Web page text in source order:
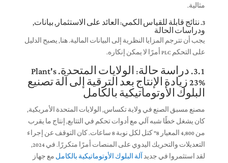
مثالية.
3. نتائج قابلة للقياس الكمي: العائد على الاستثمار, بيانات,
ودراسات الحالة
يجب أن تترجم المزايا النظرية إلى البيانات المالية. هنا, يصبح الدليل
على التحكم PLC أمرًا لا يمكن إنكاره.
3.1. دراسة حالة: الولايات المتحدة. Plant's
23% زيادة الإنتاج بعد الترقية إلى آلة تصنيع
البلوك الأوتوماتيكية بالكامل
مصنع مسبق الصنع في ولاية تكساس, الولايات المتحدة الأمريكية,
كان يشغل خطًا شبه آلي مع أدوات تحكم في التتابع, إنتاج ما يقرب
من 4,800 المعيار 8" كتل لكل نوبة 8 ساعات. كان التوقف عن إجراء
التعديلات والتحريك اليدوي على المنصات أمرًا متكررًا. في 2024,
لقد استثمروا في جديد آلة البلوك الأوتوماتيكية بالكامل مع جهاز